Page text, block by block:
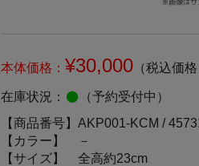
本体価格： ¥30,000 （税込価
在庫状況： （予約受付中）
【商品番号】 AKP001-KCM /
【カラー】
－
【サイズ】
全高約23cm